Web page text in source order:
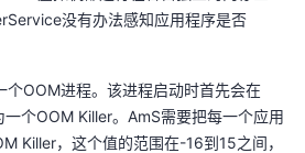
没有办法感知应用程序是否
OOM进程。该进程启动时首先会在
个OOM Killer。AmS需要把每一个应用
Killer，这个值的范围在-16到15之间，